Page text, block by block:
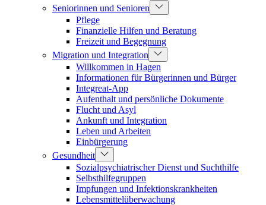
Seniorinnen und Senioren
Pflege
Finanzielle Hilfen und Beratung
Freizeit und Begegnung
Migration und Integration
Willkommen in Hagen
Informationen für Bürgerinnen und Bürger
Integreat-App
Aufenthalt und persönliche Dokumente
Flucht und Asyl
Ankunft und Integration
Leben und Arbeiten
Einbürgerung
Gesundheit
Sozialpsychiatrischer Dienst und Suchthilfe
Selbsthilfegruppen
Impfungen und Infektionskrankheiten
Lebensmittelüberwachung